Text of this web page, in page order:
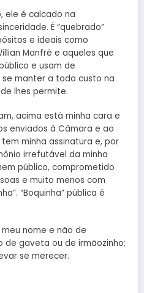
ele é calcado na
É “quebrado”
e ideais como
Manfré e aqueles que
e usam de
manter a todo custo na
lhes permite.
acima está minha cara e
enviados à Câmara e ao
minha assinatura e, por
irrefutável da minha
público, comprometido
e muito menos com
“Boquinha” pública é
nome e não de
gaveta ou de irmãozinho;
se merecer.